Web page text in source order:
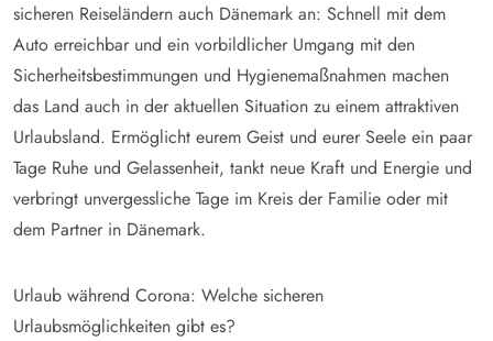
sicheren Reiseländern auch Dänemark an: Schnell mit dem
Auto erreichbar und ein vorbildlicher Umgang mit den
Sicherheitsbestimmungen und Hygienemaßnahmen machen
das Land auch in der aktuellen Situation zu einem attraktiven
Urlaubsland. Ermöglicht eurem Geist und eurer Seele ein paar
Tage Ruhe und Gelassenheit, tankt neue Kraft und Energie und
verbringt unvergessliche Tage im Kreis der Familie oder mit
dem Partner in Dänemark.
Urlaub während Corona: Welche sicheren
Urlaubsmöglichkeiten gibt es?